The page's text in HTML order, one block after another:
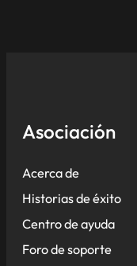
Asociación
Acerca de
Historias de éxito
Centro de ayuda
Foro de soporte